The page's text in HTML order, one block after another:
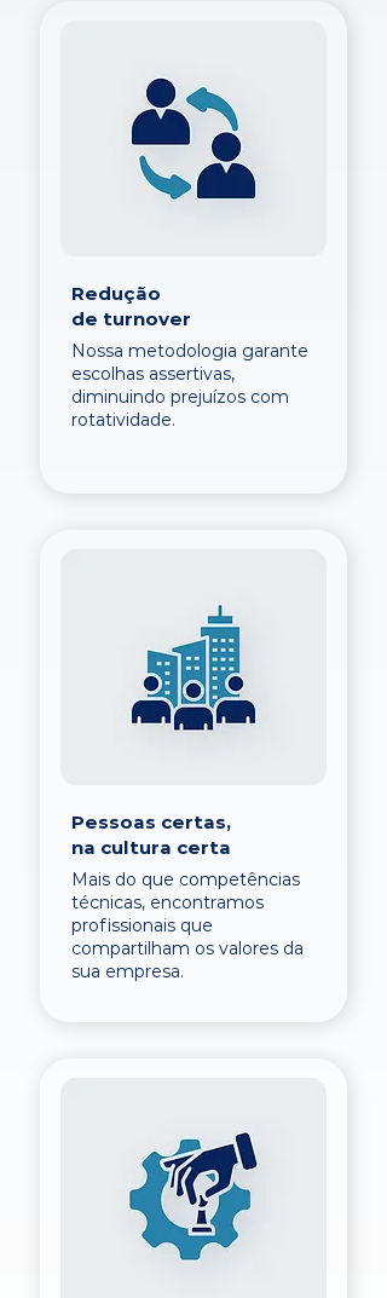
Redução
de turnover
Nossa metodologia garante
escolhas assertivas,
diminuindo prejuízos com
rotatividade.
Pessoas certas,
na cultura certa
Mais do que competências
técnicas, encontramos
profissionais que
compartilham os valores da
sua empresa.